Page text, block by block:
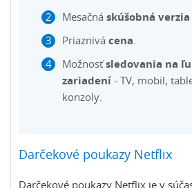
Mesačná skúšobná
Priaznivá cena.
Možnosťsledovania na
zariadení - TV, mobil,
konzoly.
Darčekové poukazy Netflix
Darčekové poukazy Netflix je v